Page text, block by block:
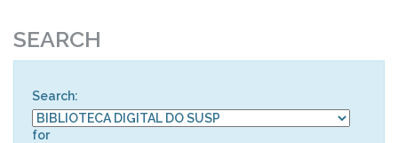
SEARCH
Search:
for